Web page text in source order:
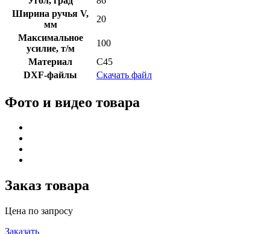
Ширина ручья V,
мм
20
Максимальное
усилие, т/м
100
Материал
C45
DXF-файлы
Скачать файл
Фото и видео товара
Заказ товара
Цена по запросу
Заказать